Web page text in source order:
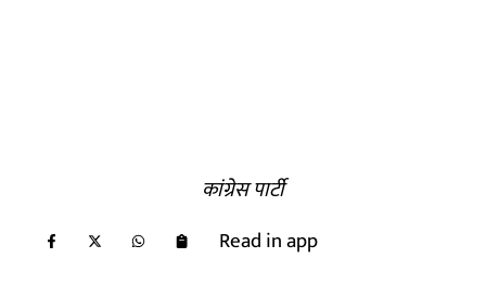
कांग्रेस पार्टी
Read in app